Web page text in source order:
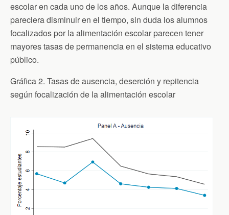
escolar en cada uno de los años. Aunque la diferencia
pareciera disminuir en el tiempo, sin duda los alumnos
focalizados por la alimentación escolar parecen tener
mayores tasas de permanencia en el sistema educativo
público.
Gráfica 2. Tasas de ausencia, deserción y repitencia
según focalización de la alimentación escolar